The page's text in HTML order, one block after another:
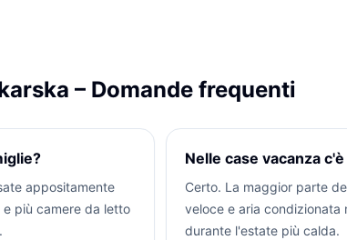
– Domande frequenti
appositamente
più camere da letto
Nelle case vacanza
Certo. La maggior parte
veloce e aria condizionata
durante l'estate più calda.